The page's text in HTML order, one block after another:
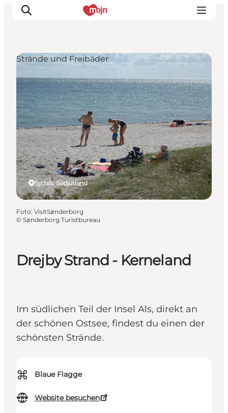
Erlebnisse
Städte und Regionen
Events
Übernachtung
Plane deine Reise
Booking
Drejby Strand - Kerneland
Im südlichen Teil der Insel Als, direkt an
der schönen Ostsee, findest du einen der
schönsten Strände.
⌘ Blaue Flagge
Website besuchen
Sydals, Südjütland
Strände und Freibäder
Foto: VisitSønderborg
© Sønderborg Turistbureau